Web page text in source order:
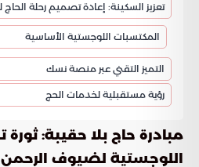
تعزيز السكينة: إعادة تصميم رحلة الحاج
المكتسبات اللوجستية الأساسية
التميز التقني عبر منصة نسك
رؤية مستقبلية لخدمات الحج
مبادرة حاج بلا حقيبة:
اللوجستية لضيوف الرحمن